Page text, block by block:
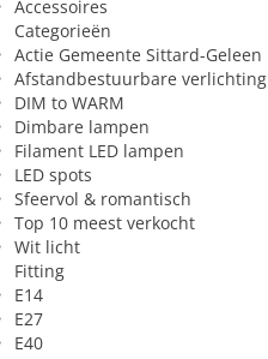
Accessoires
Categorieën
Actie Gemeente Sittard-Geleen
Afstandbestuurbare verlichting
DIM to WARM
Dimbare lampen
Filament LED lampen
LED spots
Sfeervol & romantisch
Top 10 meest verkocht
Wit licht
Fitting
E14
E27
E40